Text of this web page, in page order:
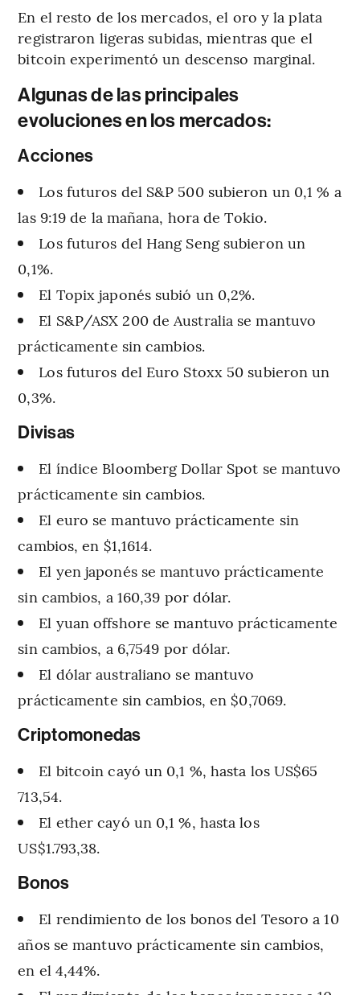
En el resto de los mercados, el oro y la plata
registraron ligeras subidas, mientras que el
bitcoin experimentó un descenso marginal.
Algunas de las principales
evoluciones en los mercados:
Acciones
Los futuros del S&P 500 subieron un 0,1 % a
las 9:19 de la mañana, hora de Tokio.
Los futuros del Hang Seng subieron un
0,1%.
El Topix japonés subió un 0,2%.
El S&P/ASX 200 de Australia se mantuvo
prácticamente sin cambios.
Los futuros del Euro Stoxx 50 subieron un
0,3%.
Divisas
El índice Bloomberg Dollar Spot se mantuvo
prácticamente sin cambios.
El euro se mantuvo prácticamente sin
cambios, en $1,1614.
El yen japonés se mantuvo prácticamente
sin cambios, a 160,39 por dólar.
El yuan offshore se mantuvo prácticamente
sin cambios, a 6,7549 por dólar.
El dólar australiano se mantuvo
prácticamente sin cambios, en $0,7069.
Criptomonedas
El bitcoin cayó un 0,1 %, hasta los US$65
713,54.
El ether cayó un 0,1 %, hasta los
US$1.793,38.
Bonos
El rendimiento de los bonos del Tesoro a 10
años se mantuvo prácticamente sin cambios,
en el 4,44%.